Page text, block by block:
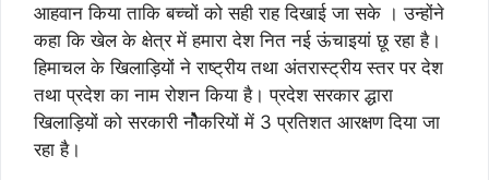
आहवान किया ताकि बच्चों को सही राह दिखाई जा सके । उन्होंने
कहा कि खेल के क्षेत्र में हमारा देश नित नई ऊंचाइयां छू रहा है।
हिमाचल के खिलाड़ियों ने राष्ट्रीय तथा अंतरास्ट्रीय स्तर पर देश
तथा प्रदेश का नाम रोशन किया है। प्रदेश सरकार द्धारा
खिलाड़ियों को सरकारी नोेैेकरियों में 3 प्रतिशत आरक्षण दिया जा
रहा है।